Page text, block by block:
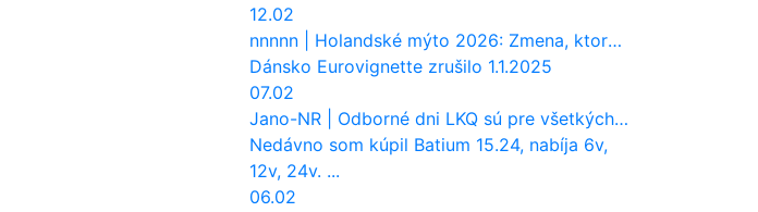
12.02
nnnnn
Holandské mýto 2026: Zmena, ktorá zasiahne slovenských dopravcov
Dánsko Eurovignette zrušilo 1.1.2025
07.02
Jano-NR
Odborné dni LKQ sú pre všetkých, ktorí sa chcú dozvedieť niečo viac
Nedávno som kúpil Batium 15.24, nabíja 6v,
12v, 24v. ...
06.02